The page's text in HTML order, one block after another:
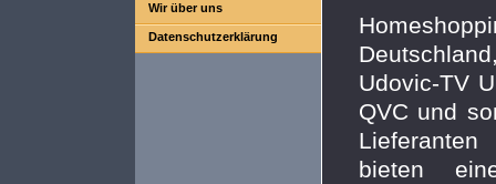
Wir über uns
Datenschutzerklärung
Udovic-TV
QVC und
bieten